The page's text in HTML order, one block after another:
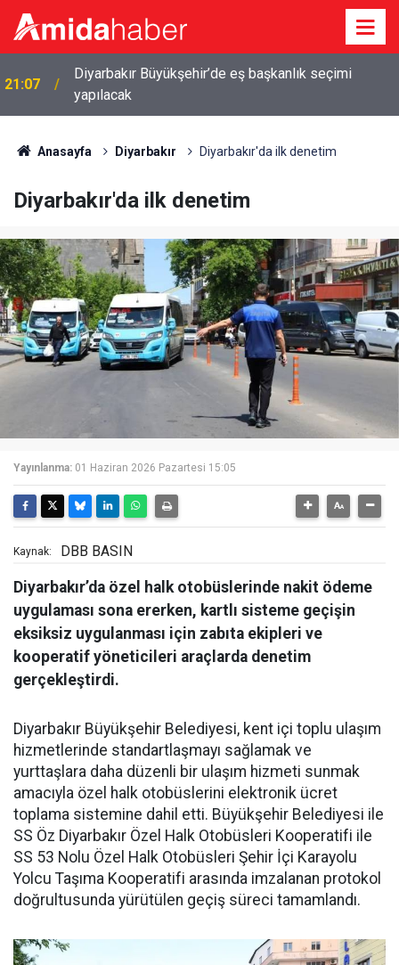
20:25 İkiz kızlarıyla gündem olan Abuzer Doğan kimdir?
Anasayfa Diyarbakır Diyarbakır'da ilk denetim
Diyarbakır'da ilk denetim
Yayınlanma: 01 Haziran 2026 Pazartesi 15:05
Kaynak: DBB BASIN
Diyarbakır’da özel halk otobüslerinde nakit ödeme
uygulaması sona ererken, kartlı sisteme geçişin
eksiksiz uygulanması için zabıta ekipleri ve
kooperatif yöneticileri araçlarda denetim
gerçekleştirdi.
Diyarbakır Büyükşehir Belediyesi, kent içi toplu ulaşım
hizmetlerinde standartlaşmayı sağlamak ve
yurttaşlara daha düzenli bir ulaşım hizmeti sunmak
amacıyla özel halk otobüslerini elektronik ücret
toplama sistemine dahil etti. Büyükşehir Belediyesi ile
SS Öz Diyarbakır Özel Halk Otobüsleri Kooperatifi ile
SS 53 Nolu Özel Halk Otobüsleri Şehir İçi Karayolu
Yolcu Taşıma Kooperatifi arasında imzalanan protokol
doğrultusunda yürütülen geçiş süreci tamamlandı.